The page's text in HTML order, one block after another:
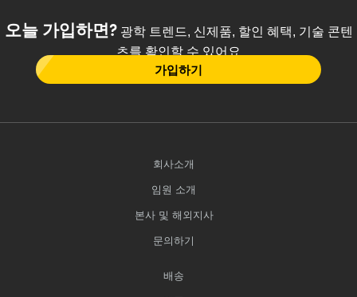
오늘 가입하면?광학 트렌드, 신제품, 할인 혜택, 기술 콘텐
츠를 확인할 수 있어요
가입하기
회사소개
임원 소개
본사 및 해외지사
문의하기
배송